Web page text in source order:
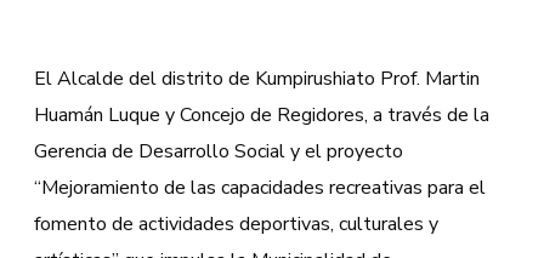
El Alcalde del distrito de Kumpirushiato Prof. Martin
Huamán Luque y Concejo de Regidores, a través de la
Gerencia de Desarrollo Social y el proyecto
“Mejoramiento de las capacidades recreativas para el
fomento de actividades deportivas, culturales y